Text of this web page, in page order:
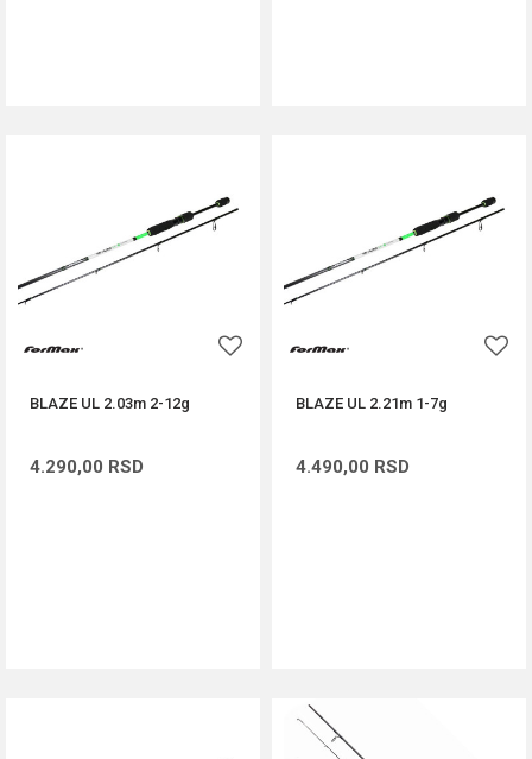
BLAZE UL 2.03m 2-12g
4.290,00 RSD
BLAZE UL 2.21m 1-7g
4.490,00 RSD